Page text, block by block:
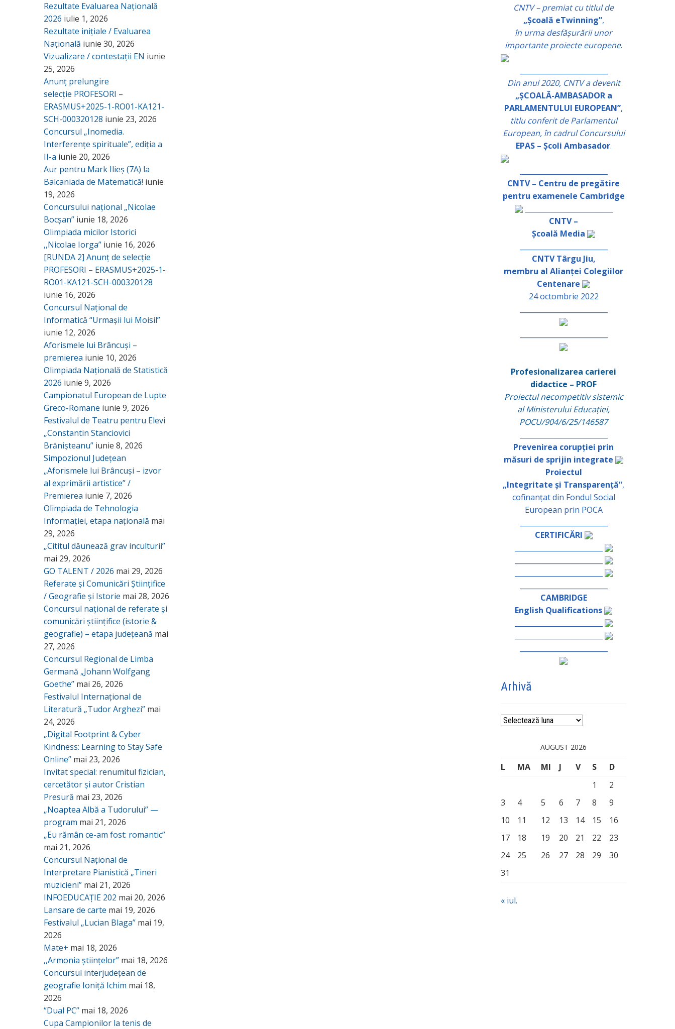
Rezultate Evaluarea Națională
2026 iulie 1, 2026
Rezultate inițiale / Evaluarea
Națională iunie 30, 2026
Vizualizare / contestații EN iunie
25, 2026
Anunț prelungire
selecție PROFESORI –
ERASMUS+2025-1-RO01-KA121-
SCH-000320128 iunie 23, 2026
Concursul „Inomedia.
Interferențe spirituale”, ediția a
II-a iunie 20, 2026
Aur pentru Mark Ilieș (7A) la
Balcaniada de Matematică! iunie
19, 2026
Concursului național „Nicolae
Bocșan” iunie 18, 2026
Olimpiada micilor Istorici
,,Nicolae Iorga” iunie 16, 2026
[RUNDA 2] Anunț de selecție
PROFESORI – ERASMUS+2025-1-
RO01-KA121-SCH-000320128
iunie 16, 2026
Concursul Național de
Informatică “Urmașii lui Moisil”
iunie 12, 2026
Aforismele lui Brâncuși –
premierea iunie 10, 2026
Olimpiada Națională de Statistică
2026 iunie 9, 2026
Campionatul European de Lupte
Greco-Romane iunie 9, 2026
Festivalul de Teatru pentru Elevi
„Constantin Stanciovici
Brănișteanu” iunie 8, 2026
Simpozionul Județean
„Aforismele lui Brâncuși – izvor
al exprimării artistice” /
Premierea iunie 7, 2026
Olimpiada de Tehnologia
Informației, etapa națională mai
29, 2026
„Cititul dăunează grav inculturii”
mai 29, 2026
GO TALENT / 2026 mai 29, 2026
Referate și Comunicări Științifice
/ Geografie și Istorie mai 28, 2026
Concursul național de referate și
comunicări științifice (istorie &
geografie) – etapa județeană mai
27, 2026
Concursul Regional de Limba
Germană „Johann Wolfgang
Goethe” mai 26, 2026
Festivalul Internațional de
Literatură „Tudor Arghezi” mai
24, 2026
„Digital Footprint & Cyber
Kindness: Learning to Stay Safe
Online” mai 23, 2026
Invitat special: renumitul fizician,
cercetător și autor Cristian
Presură mai 23, 2026
„Noaptea Albă a Tudorului” —
program mai 21, 2026
„Eu rămân ce-am fost: romantic”
mai 21, 2026
Concursul Național de
Interpretare Pianistică „Tineri
muzicieni” mai 21, 2026
INFOEDUCAȚIE 202 mai 20, 2026
Lansare de carte mai 19, 2026
Festivalul „Lucian Blaga” mai 19,
2026
Mate+ mai 18, 2026
,,Armonia științelor” mai 18, 2026
Concursul interjudețean de
geografie Ioniță Ichim mai 18,
2026
“Dual PC” mai 18, 2026
Cupa Campionilor la tenis de
CNTV – premiat cu titlul de
„Școală eTwinning”,
în urma desfășurării unor
importante proiecte europene.
Din anul 2020, CNTV a devenit
„ȘCOALĂ-AMBASADOR a
PARLAMENTULUI EUROPEAN”,
titlu conferit de Parlamentul
European, în cadrul Concursului
EPAS – Școli Ambasador.
CNTV – Centru de pregătire
pentru examenele Cambridge
_________________________
CNTV –
Școală Media
CNTV Târgu Jiu,
membru al Alianței Colegiilor
Centenare
24 octombrie 2022
Profesionalizarea carierei
didactice – PROF
Proiectul necompetitiv sistemic
al Ministerului Educației,
POCU/904/6/25/146587
Prevenirea corupției prin
măsuri de sprijin integrate
Proiectul
„Integritate și Transparență”,
cofinanțat din Fondul Social
European prin POCA
CERTIFICĂRI
CAMBRIDGE
English Qualifications
Arhivă
Arhivă
AUGUST 2026
L MA MI J V S
D
1
2
3
4 5 6 7 8
9
10
11 12 13 14 15
16
17
18 19 20 21 22
23
24
25 26 27 28 29
30
31
« iul.